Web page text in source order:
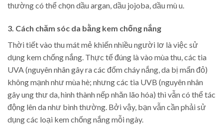
thường có thể chọn dầu argan, dầu jojoba, dầu mù u.
3. Cách chăm sóc da bằng kem chống nắng
Thời tiết vào thu mát mẻ khiến nhiều người lơ là việc sử
dụng kem chống nắng. Thực tế đúng là vào mùa thu, các tia
UVA (nguyên nhân gây ra các đốm cháy nắng, da bị mẩn đỏ)
không mạnh như mùa hè; nhưng các tia UVB (nguyên nhân
gây ung thư da, hình thành nếp nhăn lão hóa) thì vẫn có thể tác
động lên da như bình thường. Bởi vậy, bạn vẫn cần phải sử
dụng các loại kem chống nắng mỗi ngày.